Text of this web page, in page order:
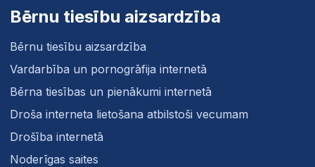
Bērnu tiesību aizsardzība
Bērnu tiesību aizsardzība
Vardarbība un pornogrāfija internetā
Bērna tiesības un pienākumi internetā
Droša interneta lietošana atbilstoši vecumam
Drošība internetā
Noderīgas saites